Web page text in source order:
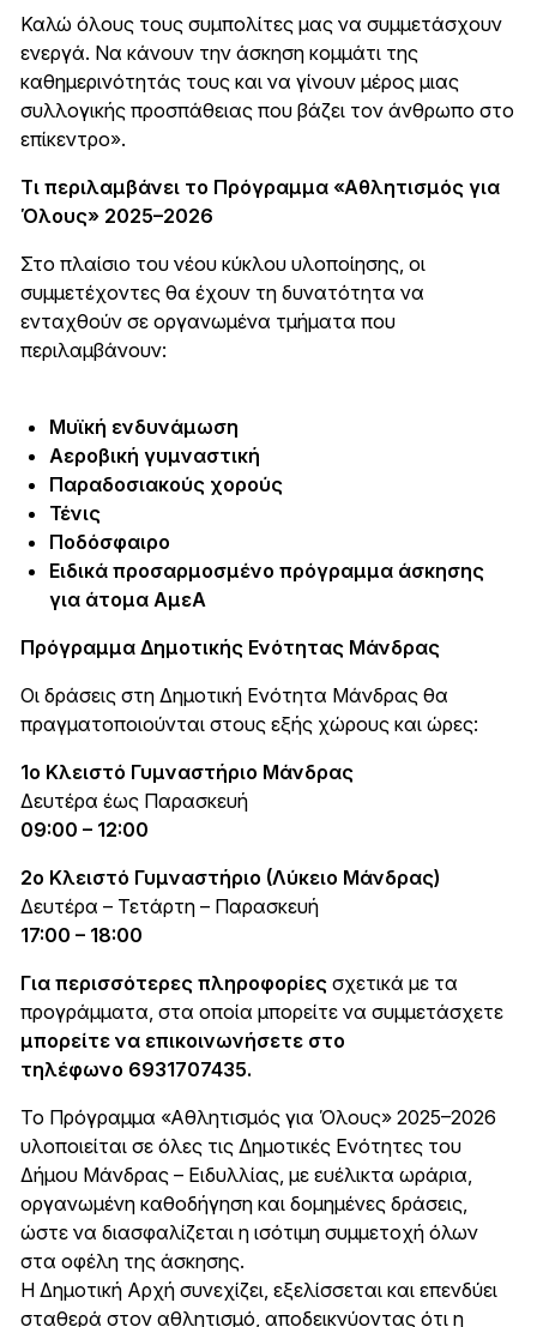
Καλώ όλους τους συμπολίτες μας να συμμετάσχουν
ενεργά. Να κάνουν την άσκηση κομμάτι της
καθημερινότητάς τους και να γίνουν μέρος μιας
συλλογικής προσπάθειας που βάζει τον άνθρωπο στο
επίκεντρο».
Τι περιλαμβάνει το Πρόγραμμα «Αθλητισμός για
Όλους» 2025–2026
Στο πλαίσιο του νέου κύκλου υλοποίησης, οι
συμμετέχοντες θα έχουν τη δυνατότητα να
ενταχθούν σε οργανωμένα τμήματα που
περιλαμβάνουν:
Μυϊκή ενδυνάμωση
Αεροβική γυμναστική
Παραδοσιακούς χορούς
Τένις
Ποδόσφαιρο
Ειδικά προσαρμοσμένο πρόγραμμα άσκησης
για άτομα ΑμεΑ
Πρόγραμμα Δημοτικής Ενότητας Μάνδρας
Οι δράσεις στη Δημοτική Ενότητα Μάνδρας θα
πραγματοποιούνται στους εξής χώρους και ώρες:
1ο Κλειστό Γυμναστήριο Μάνδρας
Δευτέρα έως Παρασκευή
09:00 – 12:00
2ο Κλειστό Γυμναστήριο (Λύκειο Μάνδρας)
Δευτέρα – Τετάρτη – Παρασκευή
17:00 – 18:00
Για περισσότερες πληροφορίες σχετικά με τα
προγράμματα, στα οποία μπορείτε να συμμετάσχετε
μπορείτε να επικοινωνήσετε στο
τηλέφωνο 6931707435.
Το Πρόγραμμα «Αθλητισμός για Όλους» 2025–2026
υλοποιείται σε όλες τις Δημοτικές Ενότητες του
Δήμου Μάνδρας – Ειδυλλίας, με ευέλικτα ωράρια,
οργανωμένη καθοδήγηση και δομημένες δράσεις,
ώστε να διασφαλίζεται η ισότιμη συμμετοχή όλων
στα οφέλη της άσκησης.
Η Δημοτική Αρχή συνεχίζει, εξελίσσεται και επενδύει
σταθερά στον αθλητισμό, αποδεικνύοντας ότι η